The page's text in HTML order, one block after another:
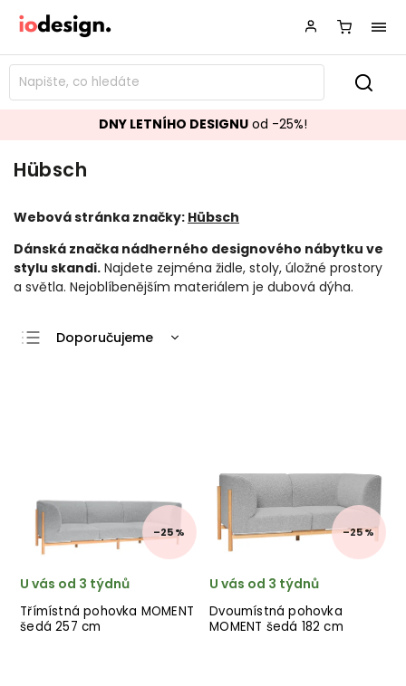
DNY LETNÍHO DESIGNU od -25%!
Hübsch
Webová stránka značky: Hübsch
Dánská značka nádherného designového nábytku ve
stylu skandi. Najdete zejména židle, stoly, úložné prostory
a světla. Nejoblíbenějším materiálem je dubová dýha.
Doporučujeme
–25 %
Třímístná pohovka MOMENT
šedá 257 cm
U vás od 3 týdnů
–25 %
Dvoumístná pohovka
MOMENT šedá 182 cm
U vás od 3 týdnů